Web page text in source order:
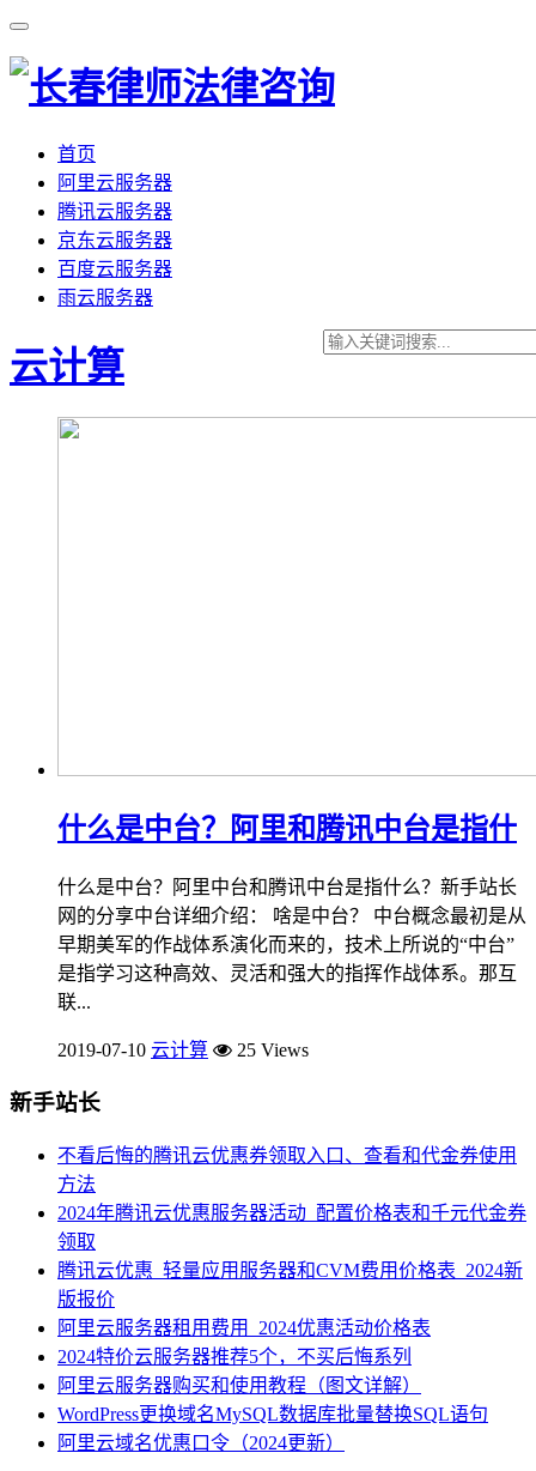
首页
阿里云服务器
腾讯云服务器
京东云服务器
百度云服务器
雨云服务器
云计算
什么是中台？阿里和腾讯中台是指什
什么是中台？阿里中台和腾讯中台是指什么？新手站长
网的分享中台详细介绍： 啥是中台？ 中台概念最初是从
早期美军的作战体系演化而来的，技术上所说的“中台”
是指学习这种高效、灵活和强大的指挥作战体系。那互
联...
2019-07-10 云计算 25 Views
新手站长
不看后悔的腾讯云优惠券领取入口、查看和代金券使用
方法
2024年腾讯云优惠服务器活动_配置价格表和千元代金券
领取
腾讯云优惠_轻量应用服务器和CVM费用价格表_2024新
版报价
阿里云服务器租用费用_2024优惠活动价格表
2024特价云服务器推荐5个，不买后悔系列
阿里云服务器购买和使用教程（图文详解）
WordPress更换域名MySQL数据库批量替换SQL语句
阿里云域名优惠口令（2024更新）